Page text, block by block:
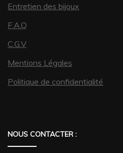
Entretien des bijoux
F.A.Q
C.G.V
Mentions Légales
Politique de confidentialité
NOUS CONTACTER :